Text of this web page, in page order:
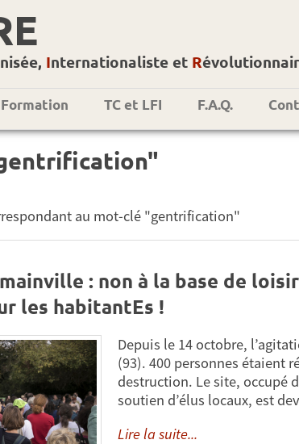
Internationaliste et Révolutionnair
Formation TC et LFI F.A.Q.
au mot-clé "gentrification"
: non à la base de
les habitantEs !
Depuis le 14 octobre,
(93). 400 personnes étaient
destruction. Le site, occupé
soutien d’élus locaux, est
Lire la suite...